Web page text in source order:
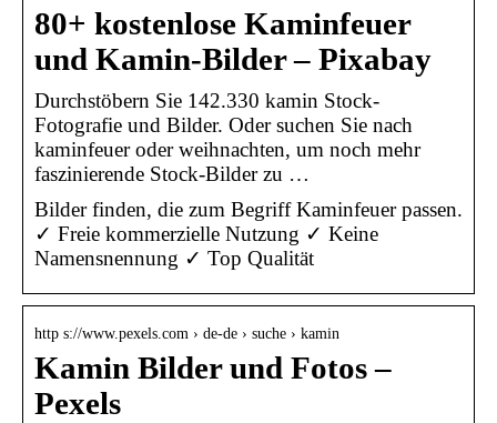
80+ kostenlose Kaminfeuer
und Kamin-Bilder – Pixabay
Durchstöbern Sie 142.330 kamin Stock-
Fotografie und Bilder. Oder suchen Sie nach
kaminfeuer oder weihnachten, um noch mehr
faszinierende Stock-Bilder zu …
Bilder finden, die zum Begriff Kaminfeuer passen.
✓ Freie kommerzielle Nutzung ✓ Keine
Namensnennung ✓ Top Qualität
http s://www.pexels.com › de-de › suche › kamin
Kamin Bilder und Fotos –
Pexels